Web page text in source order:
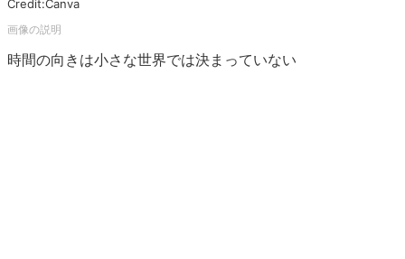
Credit:Canva
時間の向きは小さな世界では決まっていない